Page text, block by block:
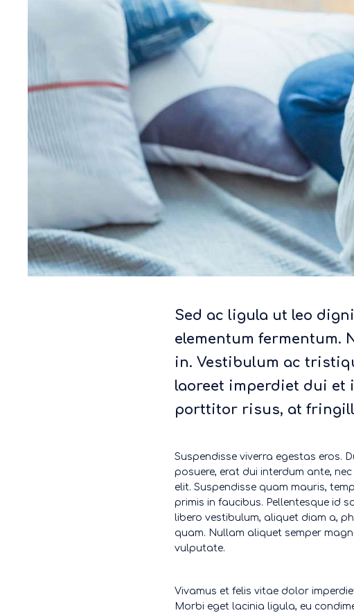
Sed ac ligula ut leo
elementum fermentum.
in. Vestibulum ac
laoreet imperdiet dui et
porttitor risus, at
Suspendisse viverra egestas eros.
posuere, erat dui interdum ante,
elit. Suspendisse quam mauris,
primis in faucibus. Pellentesque id
libero vestibulum, aliquet diam a,
quam. Nullam aliquet semper
vulputate.
Vivamus et felis vitae dolor
Morbi eget lacinia ligula, eu